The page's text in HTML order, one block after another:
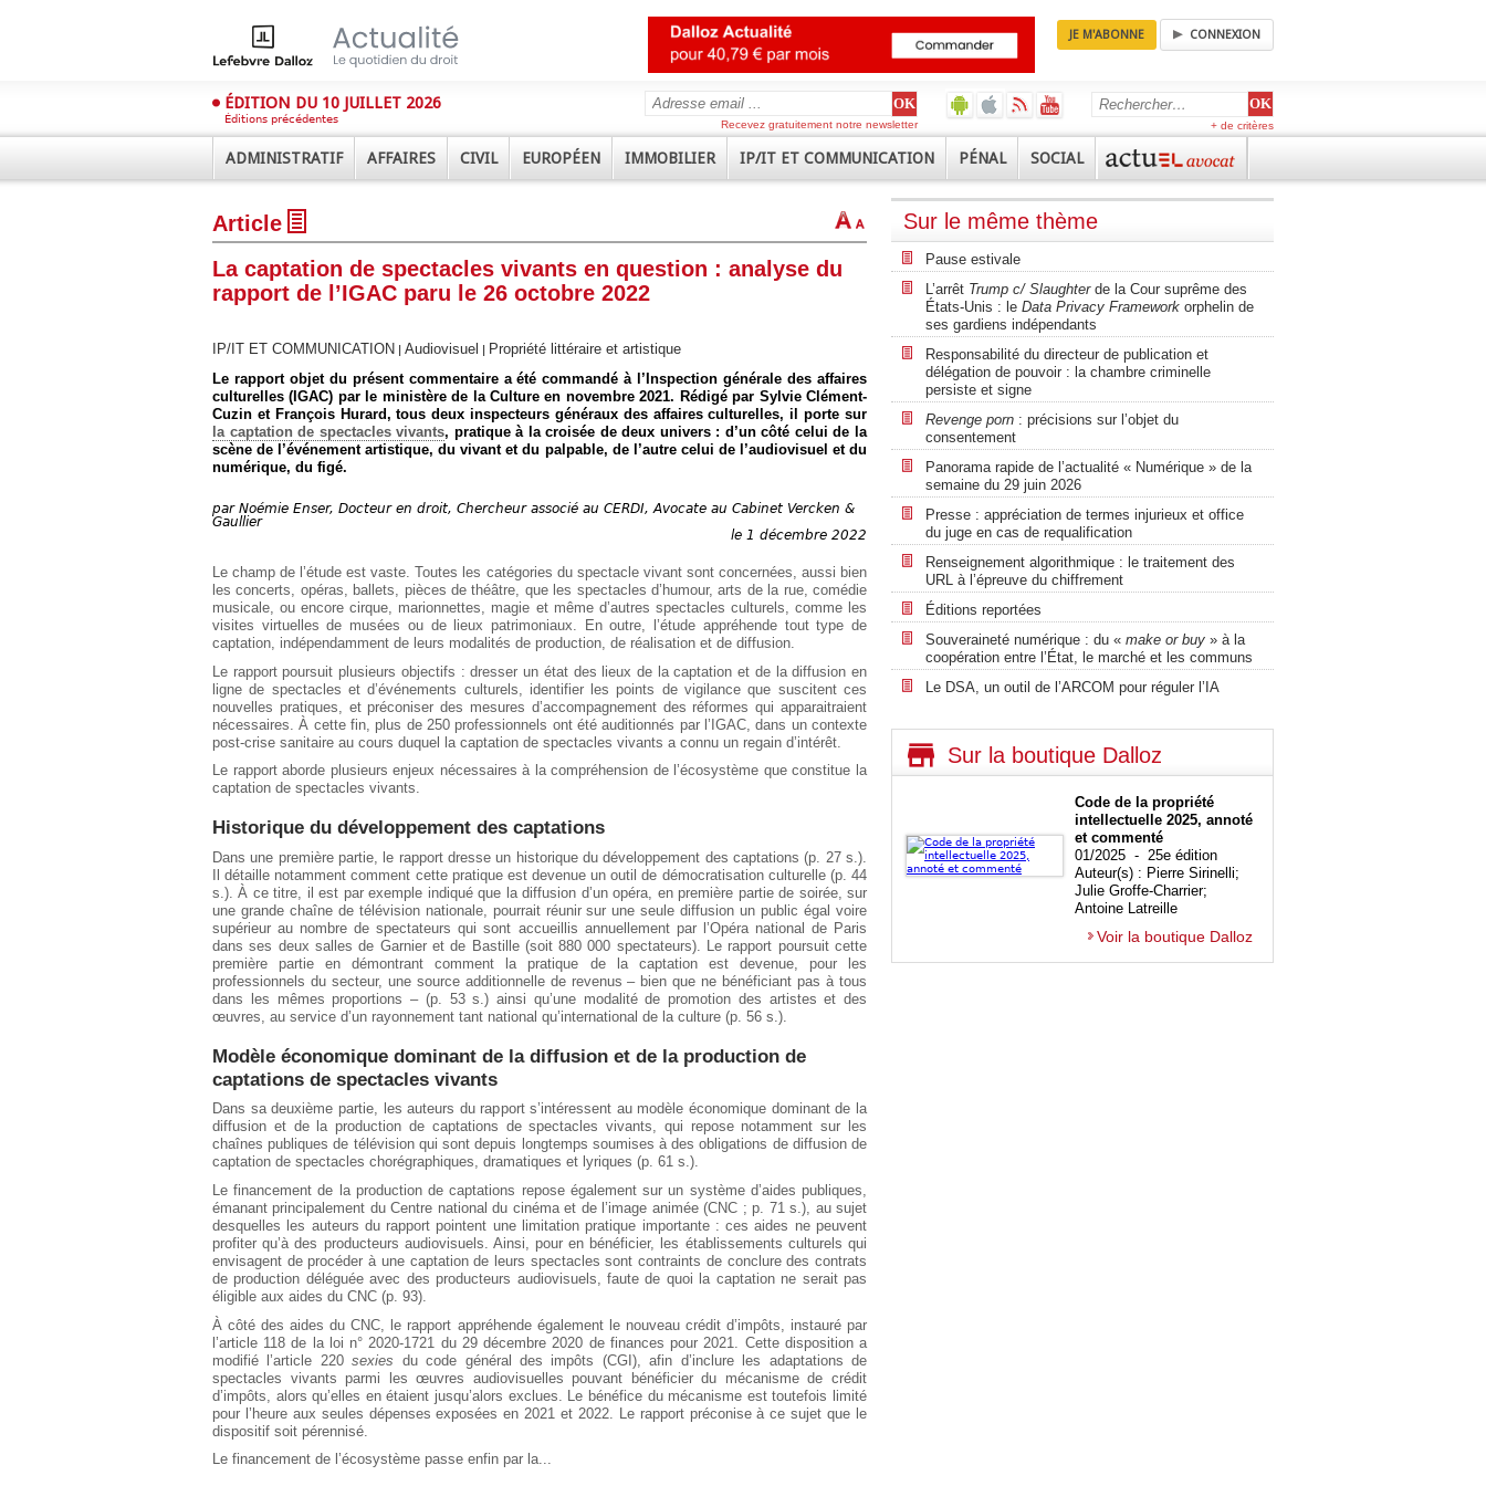
JE M'ABONNE CONNEXION
ÉDITION DU 10 JUILLET 2026
Éditions précédentes
+ de critères
Recevez gratuitement notre newsletter
ADMINISTRATIF AFFAIRES CIVIL EUROPÉEN IMMOBILIER IP/IT ET COMMUNICATION PÉNAL SOCIAL
Article
La captation de spectacles vivants en question : analyse du
rapport de l’IGAC paru le 26 octobre 2022
IP/IT ET COMMUNICATION Audiovisuel
Propriété littéraire et artistique
Le rapport objet du présent commentaire a été commandé à l’Inspection générale des affaires
culturelles (IGAC) par le ministère de la Culture en novembre 2021. Rédigé par Sylvie Clément-
Cuzin et François Hurard, tous deux inspecteurs généraux des affaires culturelles, il porte sur
la captation de spectacles vivants, pratique à la croisée de deux univers : d’un côté celui de la
scène de l’événement artistique, du vivant et du palpable, de l’autre celui de l’audiovisuel et du
numérique, du figé.
par Noémie Enser, Docteur en droit, Chercheur associé au CERDI, Avocate au Cabinet Vercken &
Gaullier
le 1 décembre 2022
Le champ de l’étude est vaste. Toutes les catégories du spectacle vivant sont concernées, aussi bien
les concerts, opéras, ballets, pièces de théâtre, que les spectacles d’humour, arts de la rue, comédie
musicale, ou encore cirque, marionnettes, magie et même d’autres spectacles culturels, comme les
visites virtuelles de musées ou de lieux patrimoniaux. En outre, l’étude appréhende tout type de
captation, indépendamment de leurs modalités de production, de réalisation et de diffusion.
Le rapport poursuit plusieurs objectifs : dresser un état des lieux de la captation et de la diffusion en
ligne de spectacles et d’événements culturels, identifier les points de vigilance que suscitent ces
nouvelles pratiques, et préconiser des mesures d’accompagnement des réformes qui apparaitraient
nécessaires. À cette fin, plus de 250 professionnels ont été auditionnés par l’IGAC, dans un contexte
post-crise sanitaire au cours duquel la captation de spectacles vivants a connu un regain d’intérêt.
Le rapport aborde plusieurs enjeux nécessaires à la compréhension de l’écosystème que constitue la
captation de spectacles vivants.
Historique du développement des captations
Dans une première partie, le rapport dresse un historique du développement des captations (p. 27 s.).
Il détaille notamment comment cette pratique est devenue un outil de démocratisation culturelle (p. 44
s.). À ce titre, il est par exemple indiqué que la diffusion d’un opéra, en première partie de soirée, sur
une grande chaîne de télévision nationale, pourrait réunir sur une seule diffusion un public égal voire
supérieur au nombre de spectateurs qui sont accueillis annuellement par l’Opéra national de Paris
dans ses deux salles de Garnier et de Bastille (soit 880 000 spectateurs). Le rapport poursuit cette
première partie en démontrant comment la pratique de la captation est devenue, pour les
professionnels du secteur, une source additionnelle de revenus – bien que ne bénéficiant pas à tous
dans les mêmes proportions – (p. 53 s.) ainsi qu’une modalité de promotion des artistes et des
œuvres, au service d’un rayonnement tant national qu’international de la culture (p. 56 s.).
Modèle économique dominant de la diffusion et de la production de
captations de spectacles vivants
Dans sa deuxième partie, les auteurs du rapport s’intéressent au modèle économique dominant de la
diffusion et de la production de captations de spectacles vivants, qui repose notamment sur les
chaînes publiques de télévision qui sont depuis longtemps soumises à des obligations de diffusion de
captation de spectacles chorégraphiques, dramatiques et lyriques (p. 61 s.).
Le financement de la production de captations repose également sur un système d’aides publiques,
émanant principalement du Centre national du cinéma et de l’image animée (CNC ; p. 71 s.), au sujet
desquelles les auteurs du rapport pointent une limitation pratique importante : ces aides ne peuvent
profiter qu’à des producteurs audiovisuels. Ainsi, pour en bénéficier, les établissements culturels qui
envisagent de procéder à une captation de leurs spectacles sont contraints de conclure des contrats
de production déléguée avec des producteurs audiovisuels, faute de quoi la captation ne serait pas
éligible aux aides du CNC (p. 93).
À côté des aides du CNC, le rapport appréhende également le nouveau crédit d’impôts, instauré par
l’article 118 de la loi n° 2020-1721 du 29 décembre 2020 de finances pour 2021. Cette disposition a
modifié l’article 220sexies du code général des impôts (CGI), afin d’inclure les adaptations de
spectacles vivants parmi les œuvres audiovisuelles pouvant bénéficier du mécanisme de crédit
d’impôts, alors qu’elles en étaient jusqu’alors exclues. Le bénéfice du mécanisme est toutefois limité
pour l’heure aux seules dépenses exposées en 2021 et 2022. Le rapport préconise à ce sujet que le
dispositif soit pérennisé.
Le financement de l’écosystème passe enfin par la...
Sur le même thème
Pause estivale
L’arrêt Trump c/ Slaughterde la Cour suprême des
États-Unis : le Data Privacy Framework orphelin de
ses gardiens indépendants
Responsabilité du directeur de publication et
délégation de pouvoir : la chambre criminelle
persiste et signe
Revenge porn : précisions sur l’objet du
consentement
Panorama rapide de l’actualité « Numérique » de la
semaine du 29 juin 2026
Presse : appréciation de termes injurieux et office
du juge en cas de requalification
Renseignement algorithmique : le traitement des
URL à l’épreuve du chiffrement
Éditions reportées
Souveraineté numérique : du « make or buy » à la
coopération entre l’État, le marché et les communs
Le DSA, un outil de l’ARCOM pour réguler l’IA
Sur la boutique Dalloz
Code de la propriété
intellectuelle 2025, annoté
et commenté
01/2025 - 25e édition
Auteur(s) : Pierre Sirinelli;
Julie Groffe-Charrier;
Antoine Latreille
Voir la boutique Dalloz